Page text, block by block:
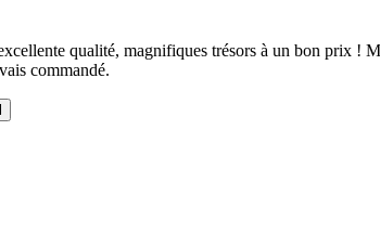
qualité, magnifiques trésors à un bon prix !
commandé.